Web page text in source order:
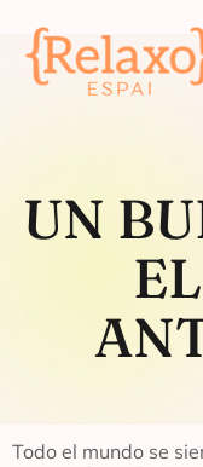
UN
Todo el mundo se